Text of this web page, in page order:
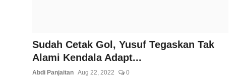
Sudah Cetak Gol, Yusuf Tegaskan Tak
Alami Kendala Adapt...
Abdi Panjaitan Aug 22, 2022 0